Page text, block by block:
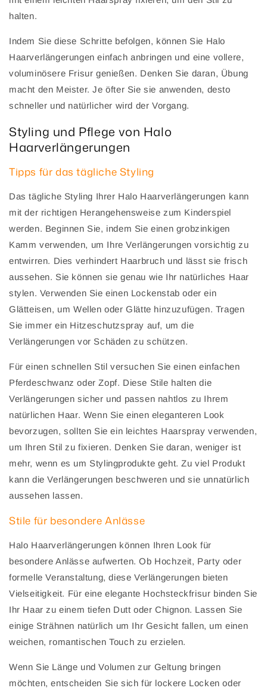
halten.
Indem Sie diese Schritte befolgen, können Sie Halo
Haarverlängerungen einfach anbringen und eine vollere,
voluminösere Frisur genießen. Denken Sie daran, Übung
macht den Meister. Je öfter Sie sie anwenden, desto
schneller und natürlicher wird der Vorgang.
Styling und Pflege von Halo
Haarverlängerungen
Tipps für das tägliche Styling
Das tägliche Styling Ihrer Halo Haarverlängerungen kann
mit der richtigen Herangehensweise zum Kinderspiel
werden. Beginnen Sie, indem Sie einen grobzinkigen
Kamm verwenden, um Ihre Verlängerungen vorsichtig zu
entwirren. Dies verhindert Haarbruch und lässt sie frisch
aussehen. Sie können sie genau wie Ihr natürliches Haar
stylen. Verwenden Sie einen Lockenstab oder ein
Glätteisen, um Wellen oder Glätte hinzuzufügen. Tragen
Sie immer ein Hitzeschutzspray auf, um die
Verlängerungen vor Schäden zu schützen.
Für einen schnellen Stil versuchen Sie einen einfachen
Pferdeschwanz oder Zopf. Diese Stile halten die
Verlängerungen sicher und passen nahtlos zu Ihrem
natürlichen Haar. Wenn Sie einen eleganteren Look
bevorzugen, sollten Sie ein leichtes Haarspray verwenden,
um Ihren Stil zu fixieren. Denken Sie daran, weniger ist
mehr, wenn es um Stylingprodukte geht. Zu viel Produkt
kann die Verlängerungen beschweren und sie unnatürlich
aussehen lassen.
Stile für besondere Anlässe
Halo Haarverlängerungen können Ihren Look für
besondere Anlässe aufwerten. Ob Hochzeit, Party oder
formelle Veranstaltung, diese Verlängerungen bieten
Vielseitigkeit. Für eine elegante Hochsteckfrisur binden Sie
Ihr Haar zu einem tiefen Dutt oder Chignon. Lassen Sie
einige Strähnen natürlich um Ihr Gesicht fallen, um einen
weichen, romantischen Touch zu erzielen.
Wenn Sie Länge und Volumen zur Geltung bringen
möchten, entscheiden Sie sich für lockere Locken oder